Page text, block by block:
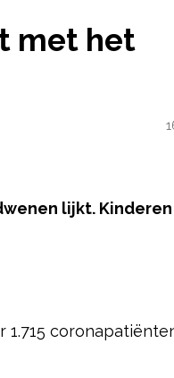
met het
lijkt.